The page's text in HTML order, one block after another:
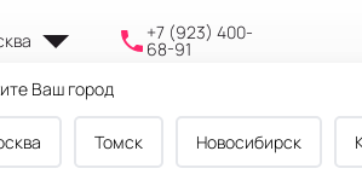
Ваш город
Томск Новосибирск
+7 (923) 400-
68-91
Cравнение Корзина